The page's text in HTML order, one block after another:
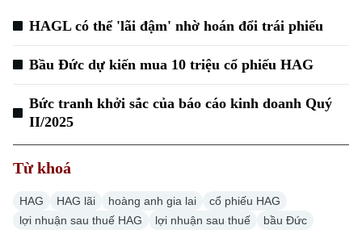
HAGL có thể 'lãi đậm' nhờ hoán đổi trái phiếu
Bầu Đức dự kiến mua 10 triệu cổ phiếu HAG
Bức tranh khởi sắc của báo cáo kinh doanh Quý
II/2025
Từ khoá
HAG HAG lãi hoàng anh gia lai
cổ phiếu HAG
lợi nhuận sau thuế HAG
lợi nhuận sau thuế bầu Đức